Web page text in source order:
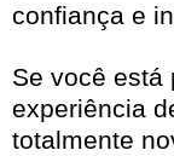
confiança e
Se você está
experiência
totalmente